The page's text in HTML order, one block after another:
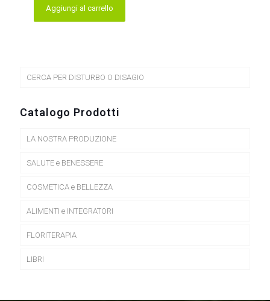
Aggiungi al carrello
CERCA PER DISTURBO O DISAGIO
Catalogo Prodotti
LA NOSTRA PRODUZIONE
SALUTE e BENESSERE
COSMETICA e BELLEZZA
ALIMENTI e INTEGRATORI
FLORITERAPIA
LIBRI